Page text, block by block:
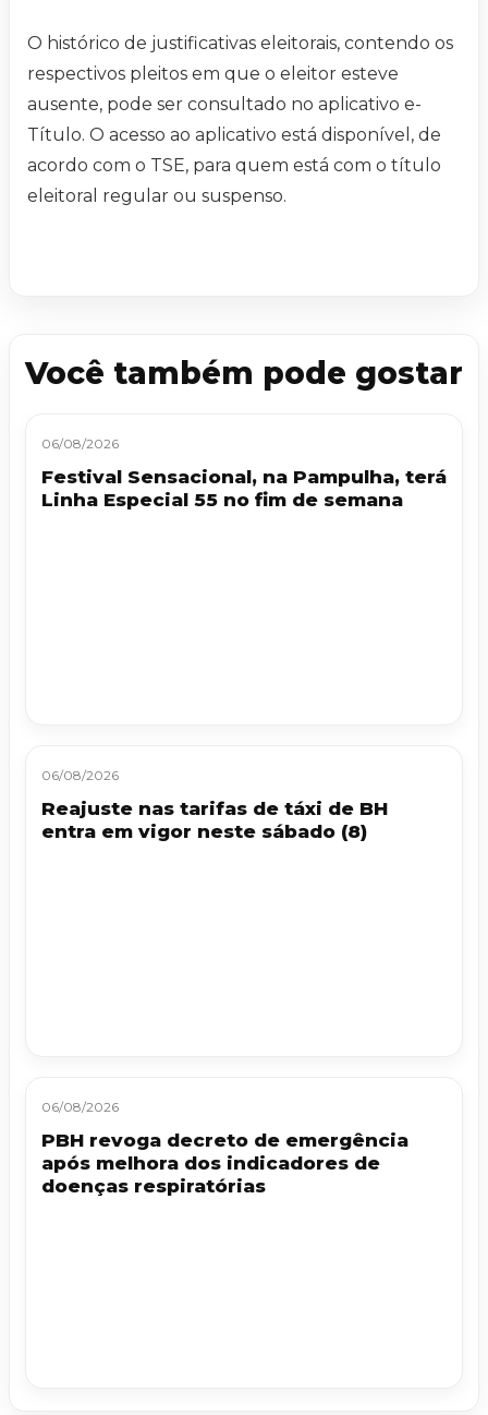
O histórico de justificativas eleitorais, contendo os
respectivos pleitos em que o eleitor esteve
ausente, pode ser consultado no aplicativo e-
Título. O acesso ao aplicativo está disponível, de
acordo com o TSE, para quem está com o título
eleitoral regular ou suspenso.
Você também pode gostar
06/08/2026
Festival Sensacional, na Pampulha, terá
Linha Especial 55 no fim de semana
06/08/2026
Reajuste nas tarifas de táxi de BH
entra em vigor neste sábado (8)
06/08/2026
PBH revoga decreto de emergência
após melhora dos indicadores de
doenças respiratórias